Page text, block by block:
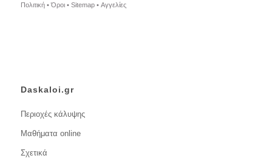
Πολιτική •Όροι • Sitemap • Αγγελίες
Daskaloi.gr
Περιοχές κάλυψης
Μαθήματα online
Σχετικά